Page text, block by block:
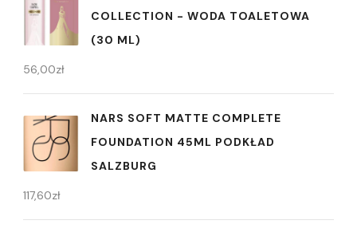
COLLECTION - WODA TOALETOWA
(30 ML)
56,00zł
NARS SOFT MATTE COMPLETE
FOUNDATION 45ML PODKŁAD
SALZBURG
117,60zł